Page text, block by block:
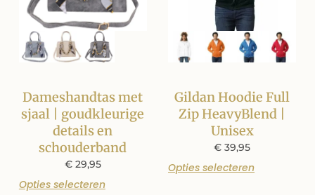
Dameshandtas met
sjaal | goudkleurige
details en
schouderband
€29,95
Opties selecteren
Gildan Hoodie Full
Zip HeavyBlend |
Unisex
€ 39,95
Opties selecteren